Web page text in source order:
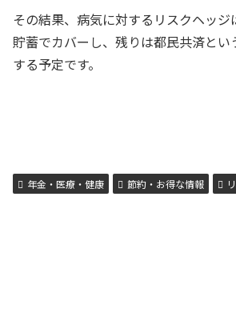
その結果、病気に対するリスクヘッジ
貯蓄でカバーし、残りは都民共済と
する予定です。
年金・医療・健康 節約・お得な情報